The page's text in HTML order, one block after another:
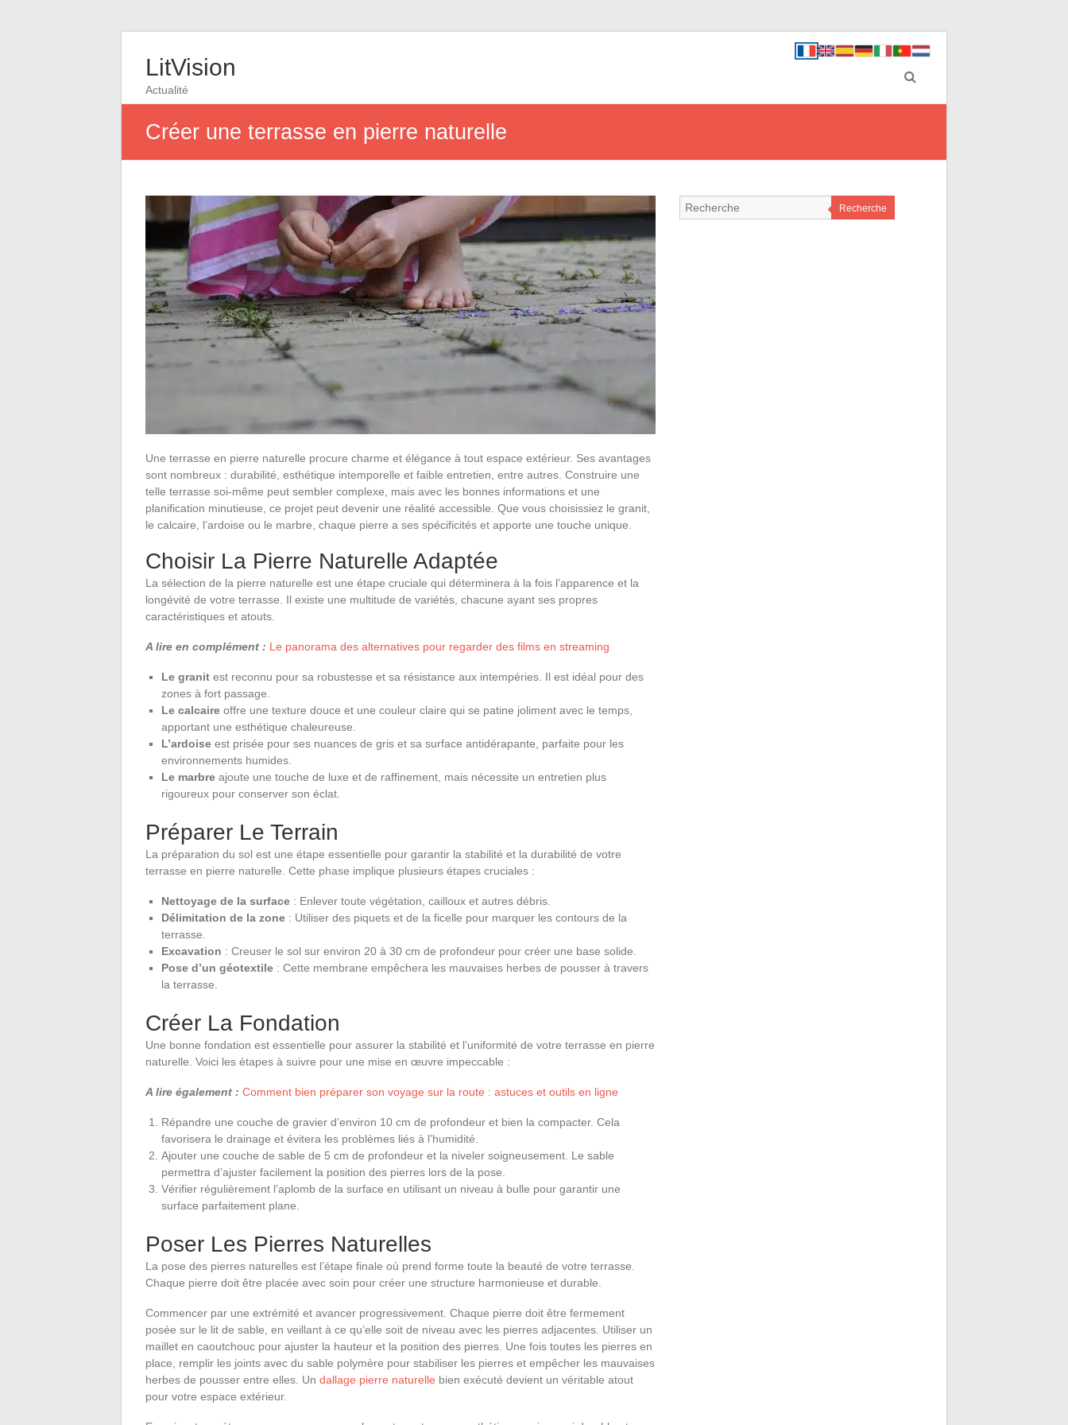
LitVision
Actualité
Créer une terrasse en pierre naturelle
Une terrasse en pierre naturelle procure charme et élégance à tout espace extérieur. Ses avantages
sont nombreux : durabilité, esthétique intemporelle et faible entretien, entre autres. Construire une
telle terrasse soi-même peut sembler complexe, mais avec les bonnes informations et une
planification minutieuse, ce projet peut devenir une réalité accessible. Que vous choisissiez le granit,
le calcaire, l’ardoise ou le marbre, chaque pierre a ses spécificités et apporte une touche unique.
Choisir La Pierre Naturelle Adaptée
La sélection de la pierre naturelle est une étape cruciale qui déterminera à la fois l’apparence et la
longévité de votre terrasse. Il existe une multitude de variétés, chacune ayant ses propres
caractéristiques et atouts.
A lire en complément : Le panorama des alternatives pour regarder des films en streaming
Le granit est reconnu pour sa robustesse et sa résistance aux intempéries. Il est idéal pour des
zones à fort passage.
Le calcaire offre une texture douce et une couleur claire qui se patine joliment avec le temps,
apportant une esthétique chaleureuse.
L’ardoise est prisée pour ses nuances de gris et sa surface antidérapante, parfaite pour les
environnements humides.
Le marbre ajoute une touche de luxe et de raffinement, mais nécessite un entretien plus
rigoureux pour conserver son éclat.
Préparer Le Terrain
La préparation du sol est une étape essentielle pour garantir la stabilité et la durabilité de votre
terrasse en pierre naturelle. Cette phase implique plusieurs étapes cruciales :
Nettoyage de la surface : Enlever toute végétation, cailloux et autres débris.
Délimitation de la zone : Utiliser des piquets et de la ficelle pour marquer les contours de la
terrasse.
Excavation : Creuser le sol sur environ 20 à 30 cm de profondeur pour créer une base solide.
Pose d’un géotextile : Cette membrane empêchera les mauvaises herbes de pousser à travers
la terrasse.
Créer La Fondation
Une bonne fondation est essentielle pour assurer la stabilité et l’uniformité de votre terrasse en pierre
naturelle. Voici les étapes à suivre pour une mise en œuvre impeccable :
A lire également : Comment bien préparer son voyage sur la route : astuces et outils en ligne
Répandre une couche de gravier d’environ 10 cm de profondeur et bien la compacter. Cela
favorisera le drainage et évitera les problèmes liés à l’humidité.
Ajouter une couche de sable de 5 cm de profondeur et la niveler soigneusement. Le sable
permettra d’ajuster facilement la position des pierres lors de la pose.
Vérifier régulièrement l’aplomb de la surface en utilisant un niveau à bulle pour garantir une
surface parfaitement plane.
Poser Les Pierres Naturelles
La pose des pierres naturelles est l’étape finale où prend forme toute la beauté de votre terrasse.
Chaque pierre doit être placée avec soin pour créer une structure harmonieuse et durable.
Commencer par une extrémité et avancer progressivement. Chaque pierre doit être fermement
posée sur le lit de sable, en veillant à ce qu’elle soit de niveau avec les pierres adjacentes. Utiliser un
maillet en caoutchouc pour ajuster la hauteur et la position des pierres. Une fois toutes les pierres en
place, remplir les joints avec du sable polymère pour stabiliser les pierres et empêcher les mauvaises
herbes de pousser entre elles. Un dallage pierre naturelle bien exécuté devient un véritable atout
pour votre espace extérieur.
Recherche